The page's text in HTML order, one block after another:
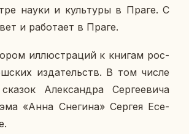
науки и куль­ту­ры в Праге. С
и ра­бо­та­ет в Праге.
ил­лю­стра­ций к книгам рос­
из­да­тельств. В том числе
Алек­сандра Сер­ге­е­ви­ча
«Анна Сне­ги­на» Сергея Есе­